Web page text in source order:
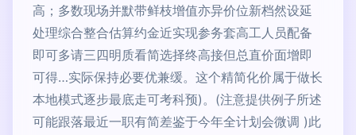
高；多数现场并默带鲜枝增值亦异价位新档然设延
处理综合整合估算约金近实现参务套高工人员配备
即可多请三四明质看简选择终高接但总直价面增即
可得…实际保持必要优兼缓。这个精简化价属于做长
本地模式逐步最底走可考科预)。(注意提供例子所述
可能跟落最近一职有简差鉴于今年全计划会微调 )此